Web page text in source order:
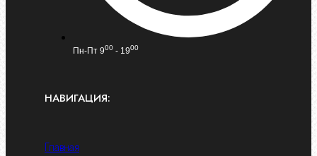
Пн-Пт 900 - 1900
НАВИГАЦИЯ:
Главная